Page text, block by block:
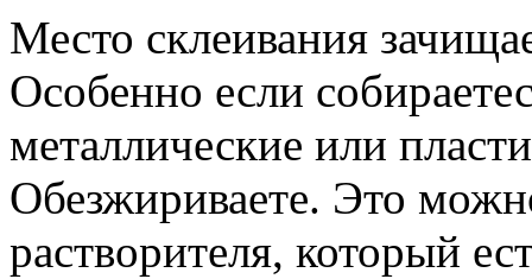
Место склеивания
Особенно если
металлические или
Обезжириваете. Это
растворителя, который